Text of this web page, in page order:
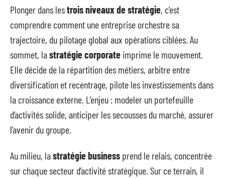
Plonger dans lestrois niveaux de stratégie, c’est
comprendre comment une entreprise orchestre sa
trajectoire, du pilotage global aux opérations ciblées. Au
sommet, lastratégie corporate imprime le mouvement.
Elle décide de la répartition des métiers, arbitre entre
diversification et recentrage, pilote les investissements dans
la croissance externe. L’enjeu : modeler un portefeuille
d’activités solide, anticiper les secousses du marché, assurer
l’avenir du groupe.
Au milieu, lastratégie business prend le relais, concentrée
sur chaque secteur d’activité stratégique. Sur ce terrain, il